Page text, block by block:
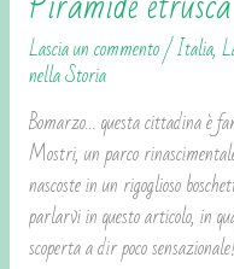
Lascia un commento/Italia,
nella Storia
Bomarzo… questa cittadina è
Mostri, un parco
nascoste in un rigoglioso
parlarvi in questo articolo, in
scoperta a dir poco
degno
degli
Egizi:
la
Piramide
etrusca
di
Bomarzo